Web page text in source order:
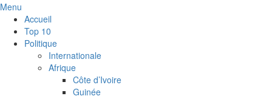
Menu
Accueil
Top 10
Politique
Internationale
Afrique
Côte d’Ivoire
Guinée